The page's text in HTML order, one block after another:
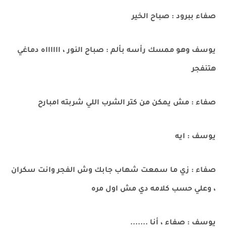
صفاء ببرود : صباح الخير
يوسف وهو ممسك رأسه بألم : صباح النور ، ااااااه دماغي
هتنفجر
صفاء : مش يمكن من كتر الشرب اللي شربته امبارح
يوسف : ايه
صفاء : زي ما سمعت شهاب جابك وش الفجر وانت سكران
، وعلي حسب كلامه دي مش اول مره
يوسف : صفاء ، أنا .......